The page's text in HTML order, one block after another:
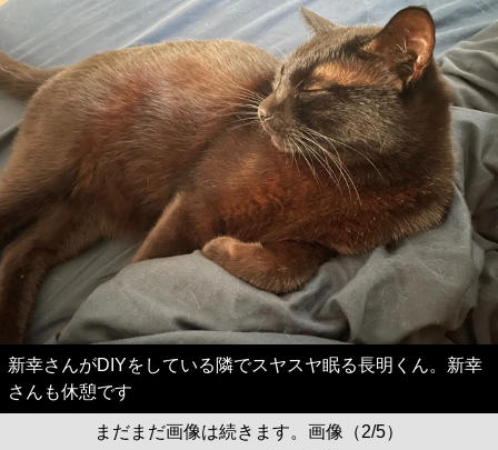
新幸さんがDIYをしている隣でスヤスヤ眠る長明くん。新幸
さんも休憩です
まだまだ画像は続きます。画像（2/5）